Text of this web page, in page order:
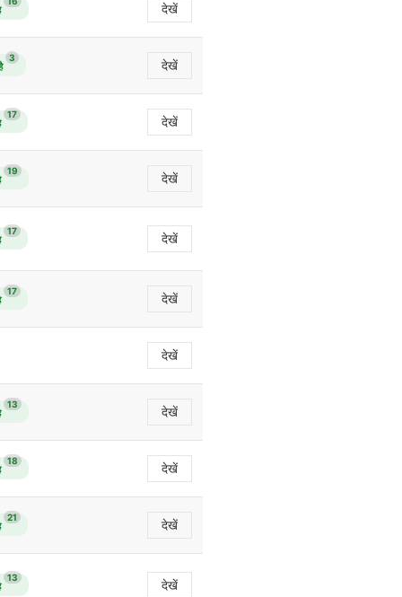
देखें
3 देखें
17 देखें
19 देखें
17 देखें
17 देखें
देखें
13 देखें
18 देखें
21 देखें
13 देखें